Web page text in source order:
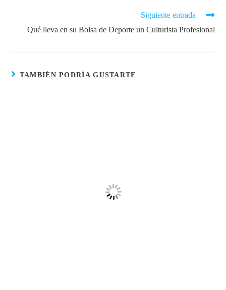
Siguiente entrada
Qué lleva en su Bolsa de Deporte un Culturista Profesional
TAMBIÉN PODRÍA GUSTARTE